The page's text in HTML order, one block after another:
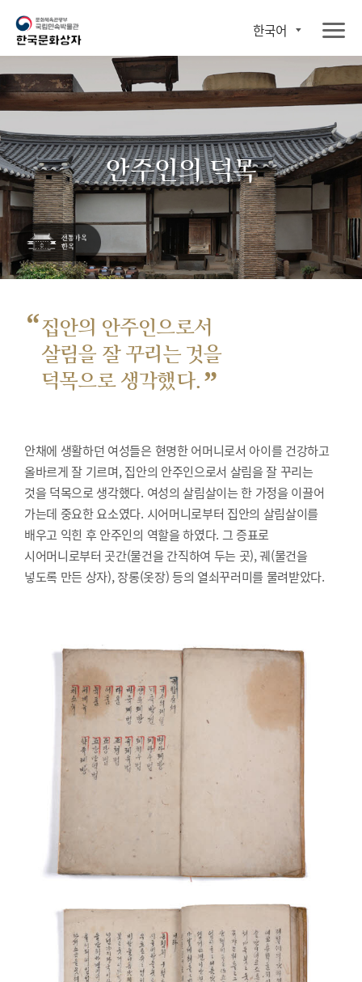
한국어
안주인의 덕목
“집안의 안주인으로서
살림을 잘 꾸리는 것을
덕목으로 생각했다. ”
안채에 생활하던 여성들은 현명한 어머니로서 아이를 건강하고
올바르게 잘 기르며, 집안의 안주인으로서 살림을 잘 꾸리는
것을 덕목으로 생각했다. 여성의 살림살이는 한 가정을 이끌어
가는데 중요한 요소였다. 시어머니로부터 집안의 살림살이를
배우고 익힌 후 안주인의 역할을 하였다. 그 증표로
시어머니로부터 곳간(물건을 간직하여 두는 곳), 궤(물건을
넣도록 만든 상자), 장롱(옷장) 등의 열쇠꾸러미를 물려받았다.